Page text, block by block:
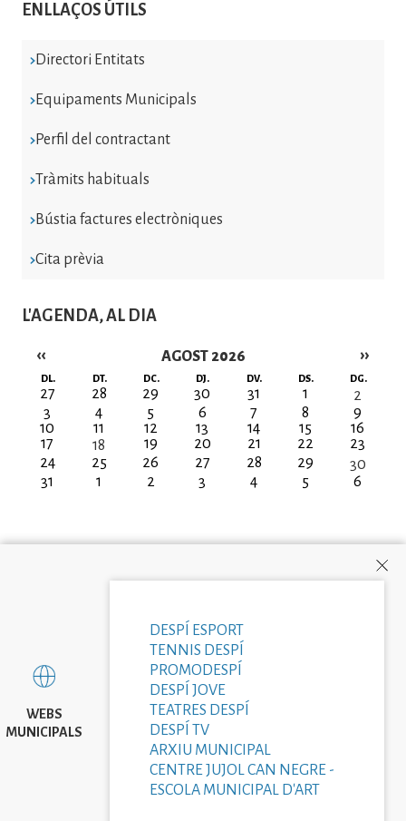
ENLLAÇOS ÚTILS
Directori Entitats
Equipaments Municipals
Perfil del contractant
Tràmits habituals
Bústia factures electròniques
Cita prèvia
L'AGENDA, AL DIA
AGOST 2026
Paginació
‹‹ ››
DL. DT. DC. DJ. DV. DS. DG.
27 28 29 30 31 1
2
3
4 5 6 7 8
9
10
11 12 13 14 15
16
17
18 19 20 21 22
23
24
25 26 27 28 29
30
31
1 2 3 4 5 6
WEBS
MUNICIPALS
DESPÍ ESPORT
TENNIS DESPÍ
PROMODESPÍ
DESPÍ JOVE
TEATRES DESPÍ
DESPÍ TV
ARXIU MUNICIPAL
CENTRE JUJOL CAN NEGRE -
ESCOLA MUNICIPAL D'ART